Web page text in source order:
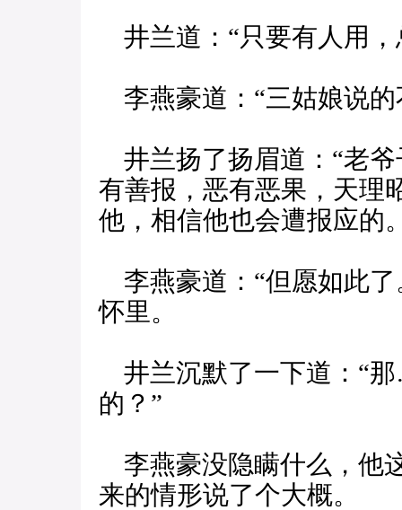
井兰道：“只要有人用，
李燕豪道：“三姑娘说
井兰扬了扬眉道：“老
有善报，恶有恶果，天理
他，相信他也会遭报应的
李燕豪道：“但愿如此了
怀里。
井兰沉默了一下道：“
的？”
李燕豪没隐瞒什么，他
来的情形说了个大概。